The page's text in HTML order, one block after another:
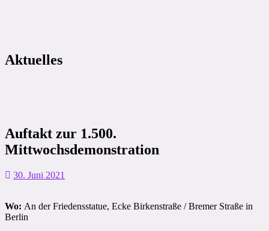
Aktuelles
Auftakt zur 1.500.
Mittwochsdemonstration
30. Juni 2021
Wo: An der Friedensstatue, Ecke Birkenstraße / Bremer Straße in
Berlin